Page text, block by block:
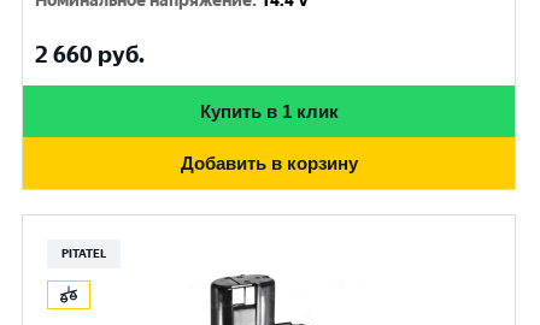
2 660 руб.
Купить в 1 клик
Добавить в корзину
PITATEL